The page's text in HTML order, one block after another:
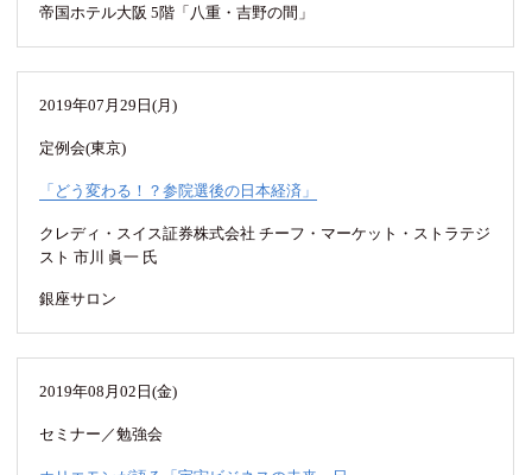
帝国ホテル大阪 5階「八重・吉野の間」
2019年07月29日(月)
定例会(東京)
「どう変わる！？参院選後の日本経済」
クレディ・スイス証券株式会社 チーフ・マーケット・ストラテジ
スト 市川 眞一 氏
銀座サロン
2019年08月02日(金)
セミナー／勉強会